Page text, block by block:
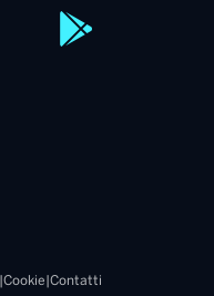
Cookie Contatti